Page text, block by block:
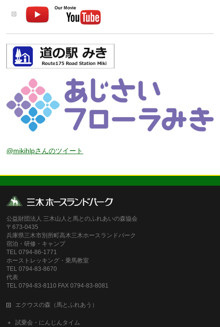
@mikihlpさんのツイート
公益財団法人 三木山人と馬とのふれあいの森協会
〒673-0435
兵庫県三木市別所町高木三木ホースランドパーク
宿泊・研修・キャンプ
TEL 0794-86-1771
ホーストレッキング・乗馬教室
TEL 0794-83-8670
代表
TEL 0794-83-8110 FAX 0794-83-8081
エクウスの森（馬とふれあう）
試乗会・にんじんタイム